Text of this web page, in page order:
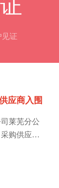
见证
应商入围
莱芜分公
购供应商